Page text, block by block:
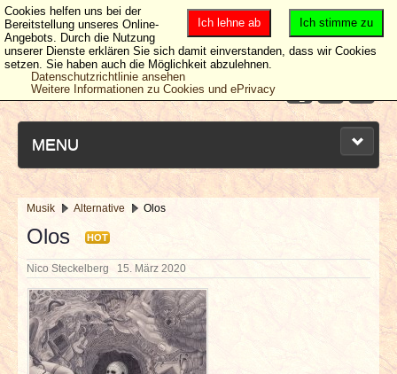
MENU
NEUESTE ARTIKEL
NEWS & DATES
BERICHTE
VERLOSUNGEN
Musik Alternative Olos
Olos HOT
Nico Steckelberg 15. März 2020
Ich stimme zu
Ich lehne ab
Cookies helfen uns bei der
Bereitstellung unseres Online-
Angebots. Durch die Nutzung
unserer Dienste erklären Sie sich damit einverstanden, dass wir Cookies
setzen. Sie haben auch die Möglichkeit abzulehnen.
Datenschutzrichtlinie ansehen
Weitere Informationen zu Cookies und ePrivacy